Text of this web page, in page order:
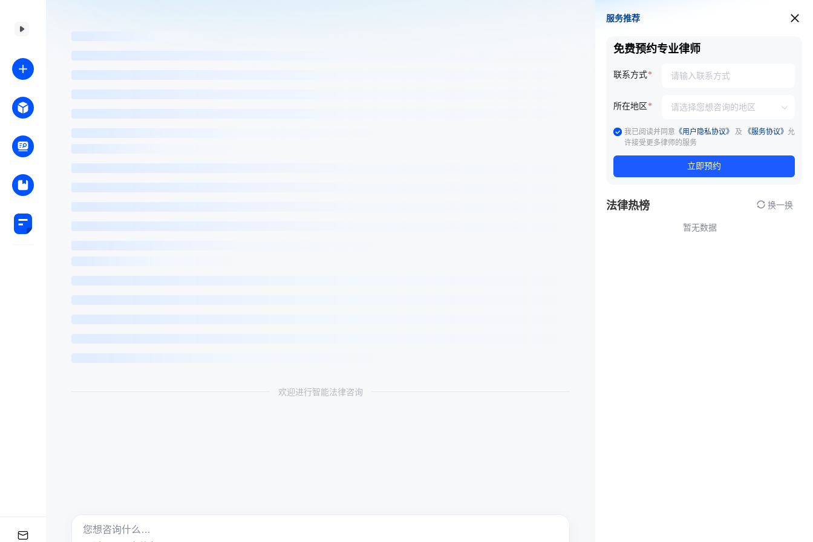
欢迎进行智能法律咨询
服务推荐
服务推荐
免费预约专业律师
联系方式
所在地区
我已阅读并同意 《用户隐私协议》 及 《服务协议》 允
许接受更多律师的服务
立即预约
法律热榜 换一换
暂无数据